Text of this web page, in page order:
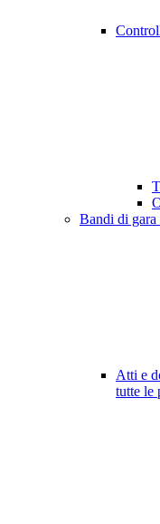
Bandi di gara
Atti e
tutte le